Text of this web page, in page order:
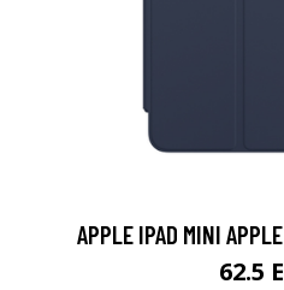
APPLE IPAD MINI
62.5